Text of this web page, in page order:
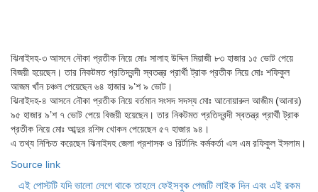
ঝিনাইদহ-৩ আসনে নৌকা প্রতীক নিয়ে মোঃ সালাহ উদ্দিন মিয়াজী ৮৩ হাজার ১৫ ভোট পেয়ে
বিজয়ী হয়েছেন। তার নিকটমত প্রতিদ্বন্দী স্বতন্ত্র প্রার্থী ট্রাক প্রতীক নিয়ে মোঃ শফিকুল
আজম খাঁন চঞ্চল পেয়েছেন ৬৪ হাজার ৯’শ ৯ ভোট।
ঝিনাইদহ-৪ আসনে নৌকা প্রতীক নিয়ে বর্তমান সংসদ সদস্য মোঃ আনোয়ারুল আজীম (আনার)
৯৫ হাজার ৯’শ ৭ ভোট পেয়ে বিজয়ী হয়েছেন। তার নিকটমত প্রতিদ্বন্দী স্বতন্ত্র প্রার্থী ট্রাক
প্রতীক নিয়ে মোঃ আব্দুর রশিদ খোকন পেয়েছেন ৫৭ হাজার ৯৪।
এ তথ্য নিশ্চিত করেছেন ঝিনাইদহ জেলা প্রশাসক ও রির্টানিং কর্মকর্তা এস এম রফিকুল ইসলাম।
Source link
এই পোস্টটি যদি ভালো লেগে থাকে তাহলে ফেইসবুক পেজটি লাইক দিন এবং এই রকম